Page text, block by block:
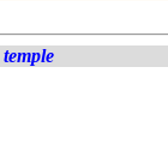
temple